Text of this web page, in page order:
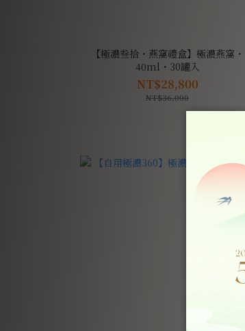
【極濃叁拾・燕窩禮盒】極濃燕窩・
40ml・30罐入
NT$28,800
NT$36,000